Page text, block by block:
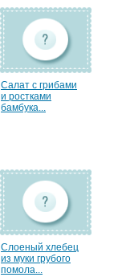
Салат с грибами
и ростками
бамбука...
Слоеный хлебец
из муки грубого
помола...